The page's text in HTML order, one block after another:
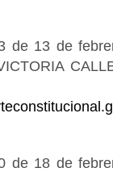
de 13 de
de 18 de